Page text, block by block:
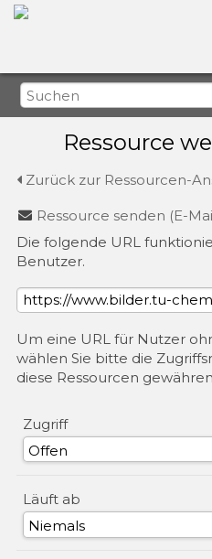
Ressource
Zurück zur Ressourcen-
Ressource senden (E-
Die folgende URL
Benutzer.
Um eine URL für Nutzer
wählen Sie bitte die
diese Ressourcen
Zugriff
Läuft ab